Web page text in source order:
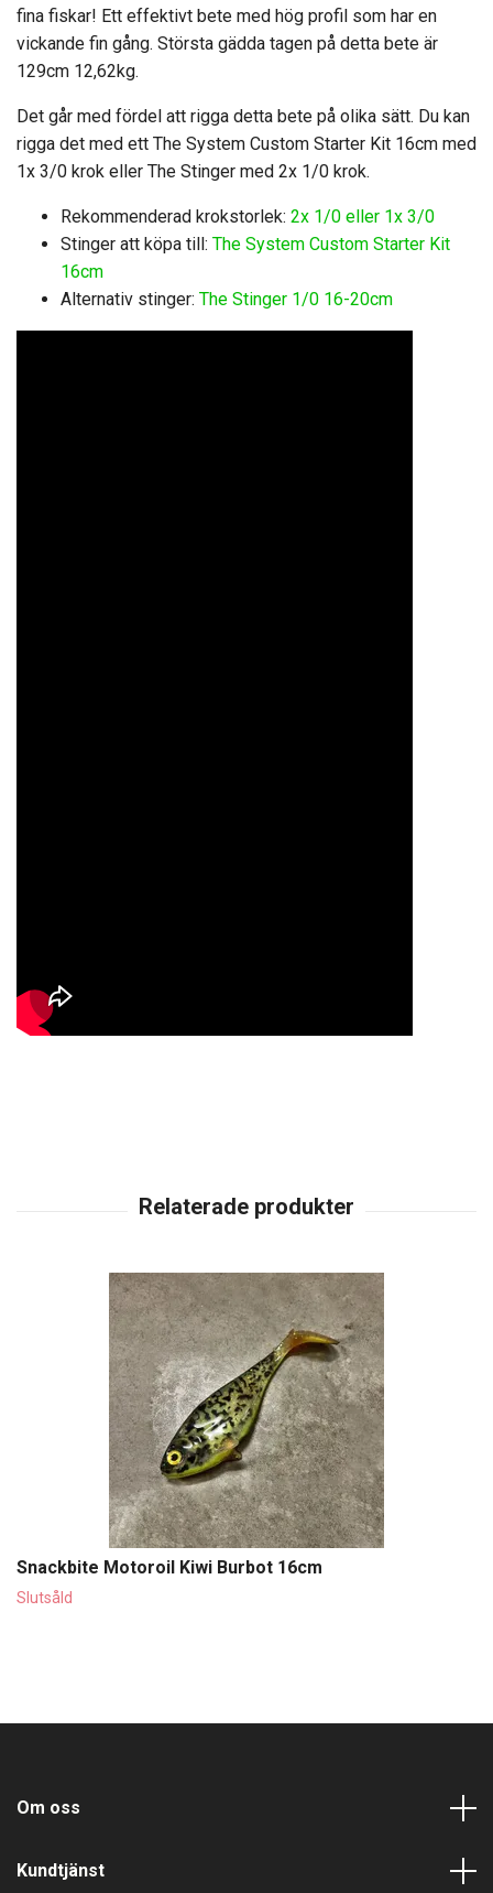
fina fiskar! Ett effektivt bete med hög profil som har en
vickande fin gång. Största gädda tagen på detta bete är
129cm 12,62kg.
Det går med fördel att rigga detta bete på olika sätt. Du kan
rigga det med ett The System Custom Starter Kit 16cm med
1x 3/0 krok eller The Stinger med 2x 1/0 krok.
Rekommenderad krokstorlek: 2x 1/0 eller 1x 3/0
Stinger att köpa till: The System Custom Starter Kit
16cm
Alternativ stinger: The Stinger 1/0 16-20cm
Snackbite Motoroil Kiwi Burbot 16cm
Slutsåld
Om oss
Kundtjänst